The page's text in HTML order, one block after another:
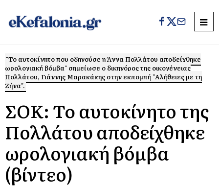
"Το αυτοκίνητο που οδηγούσε η Άννα Πολλάτου αποδείχθηκε
ωρολογιακή βόμβα" σημείωσε ο δικηγόρος της οικογένειας
Πολλάτου, Γιάννης Μαρακάκης στην εκπομπή "Αλήθειες με τη
Ζήνα".
ΣΟΚ: To αυτοκίνητο της
Πολλάτου αποδείχθηκε
ωρολογιακή βόμβα
(βίντεο)